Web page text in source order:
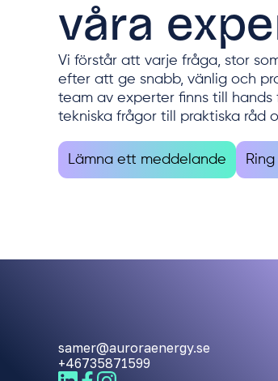
våra
Vi förstår att varje fråga, stor
efter att ge snabb, vänlig och
team av experter finns till
tekniska frågor till praktiska råd
Lämna ett meddelande
samer@auroraenergy.se
+46735871599